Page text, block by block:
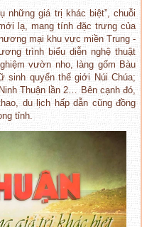
những giá trị khác biệt”, chuỗi
lạ, mang tính đặc trưng của
mại khu vực miền Trung -
trình biểu diễn nghệ thuật
vườn nho, làng gốm Bàu
sinh quyển thế giới Núi Chúa;
Thuận lần 2… Bên cạnh đó,
du lịch hấp dẫn cũng đồng
tỉnh.